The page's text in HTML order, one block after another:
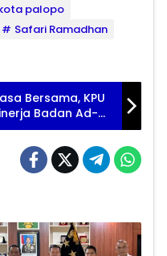
palopo
Safari Ramadhan
Bersama, KPU
Badan Ad-
2024